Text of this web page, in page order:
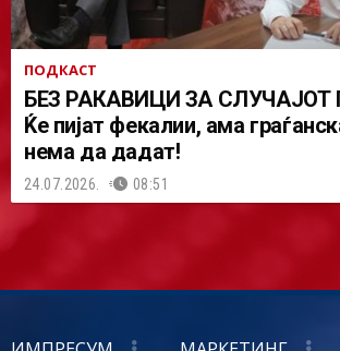
ПОДКАСТ
БЕЗ РАКАВИЦИ ЗА СЛУЧАЈОТ
Ќе пијат фекалии, ама
нема да дадат!
24.07.2026. 08:51